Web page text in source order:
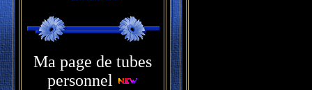
Ma page de tubes
personnel